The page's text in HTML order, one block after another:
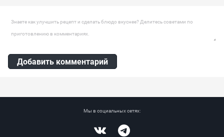
Чеснок, Уксусная эссенция 70%, Масло растительное
Оставить комментарий
Добавить комментарий
Мы в социальных сетях: